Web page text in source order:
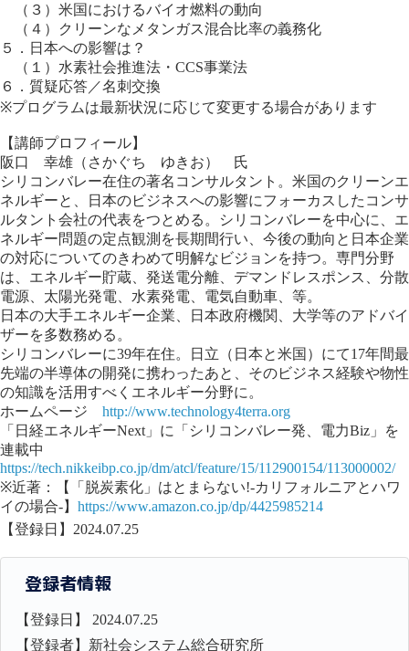
（３）米国におけるバイオ燃料の動向
（４）クリーンなメタンガス混合比率の義務化
５．日本への影響は？
（１）水素社会推進法・CCS事業法
６．質疑応答／名刺交換
※プログラムは最新状況に応じて変更する場合があります
【講師プロフィール】
阪口 幸雄（さかぐち ゆきお） 氏
シリコンバレー在住の著名コンサルタント。米国のクリーンエ
ネルギーと、日本のビジネスへの影響にフォーカスしたコンサ
ルタント会社の代表をつとめる。シリコンバレーを中心に、エ
ネルギー問題の定点観測を長期間行い、今後の動向と日本企業
の対応についてのきわめて明解なビジョンを持つ。専門分野
は、エネルギー貯蔵、発送電分離、デマンドレスポンス、分散
電源、太陽光発電、水素発電、電気自動車、等。
日本の大手エネルギー企業、日本政府機関、大学等のアドバイ
ザーを多数務める。
シリコンバレーに39年在住。日立（日本と米国）にて17年間最
先端の半導体の開発に携わったあと、そのビジネス経験や物性
の知識を活用すべくエネルギー分野に。
ホームページ http://www.technology4terra.org
「日経エネルギーNext」に「シリコンバレー発、電力Biz」を
連載中
https://tech.nikkeibp.co.jp/dm/atcl/feature/15/112900154/113000002/
※近著：【「脱炭素化」はとまらない!-カリフォルニアとハワ
イの場合-】 https://www.amazon.co.jp/dp/4425985214
【登録日】2024.07.25
登録者情報
【登録日】 2024.07.25
【登録者】新社会システム総合研究所